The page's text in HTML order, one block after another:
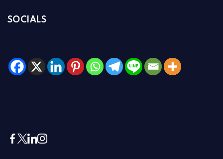
SOCIALS